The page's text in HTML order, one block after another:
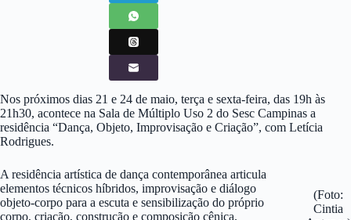
Nos próximos dias 21 e 24 de maio, terça e sexta-feira, das 19h às
21h30, acontece na Sala de Múltiplo Uso 2 do Sesc Campinas a
residência “Dança, Objeto, Improvisação e Criação”, com Letícia
Rodrigues.
(Foto:
Cintia
A residência artística de dança contemporânea articula
elementos técnicos híbridos, improvisação e diálogo
objeto-corpo para a escuta e sensibilização do próprio
corpo, criação, construção e composição cênica.